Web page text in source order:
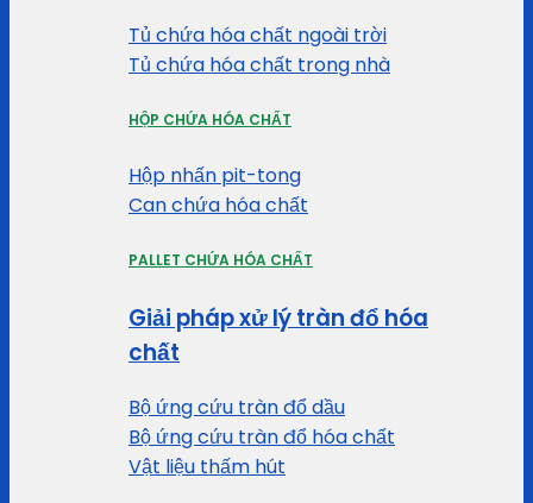
Tủ chứa hóa chất ngoài trời
Tủ chứa hóa chất trong nhà
HỘP CHỨA HÓA CHẤT
Hộp nhấn pit-tong
Can chứa hóa chất
PALLET CHỨA HÓA CHẤT
Giải pháp xử lý tràn đổ hóa
chất
Bộ ứng cứu tràn đổ dầu
Bộ ứng cứu tràn đổ hóa chất
Vật liệu thấm hút